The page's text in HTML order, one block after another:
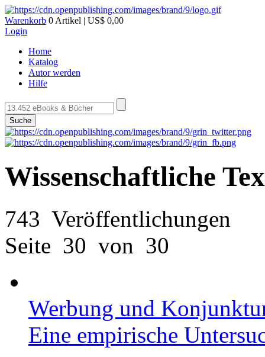
Warenkorb 0 Artikel | US$ 0,00
Login
Home
Katalog
Autor werden
Hilfe
Suche
Wissenschaftliche
743 Veröffentlichungen
Seite 30 von 30
Werbung und
Eine empirische